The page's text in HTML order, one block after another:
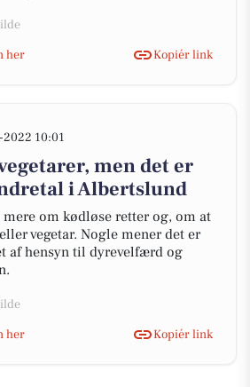
her
Kopiér link
2022 10:01
men det er
i Albertslund
om kødløse retter og, om at
vegetar. Nogle mener det er
af hensyn til dyrevelfærd og
her
Kopiér link